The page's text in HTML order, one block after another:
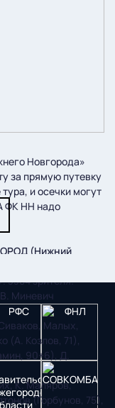
Новгорода»
за прямую путевку
и осечки могут
ФК НН надо
(Нижний
3384 зрителя.
Миневич
Малых,
(А. Козлов, 71),
90+6), Д.
К. Маляров,
(Горбунов, 75),